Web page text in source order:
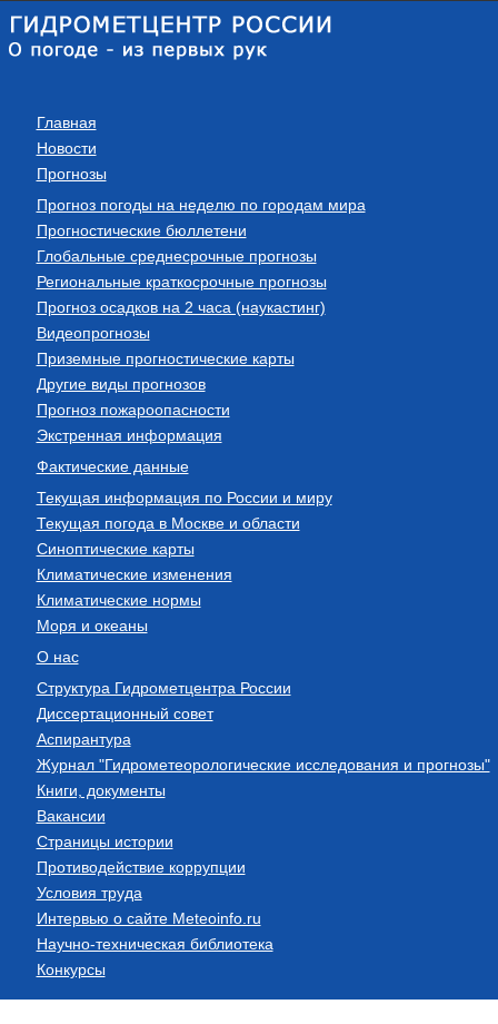
Главная
Новости
Прогнозы
Прогноз погоды на неделю по городам мира
Прогностические бюллетени
Глобальные среднесрочные прогнозы
Региональные краткосрочные прогнозы
Прогноз осадков на 2 часа (наукастинг)
Видеопрогнозы
Приземные прогностические карты
Другие виды прогнозов
Прогноз пожароопасности
Экстренная информация
Фактические данные
Текущая информация по России и миру
Текущая погода в Москве и области
Синоптические карты
Климатические изменения
Климатические нормы
Моря и океаны
О нас
Структура Гидрометцентра России
Диссертационный совет
Аспирантура
Журнал "Гидрометеорологические исследования и прогнозы"
Книги, документы
Вакансии
Страницы истории
Противодействие коррупции
Условия труда
Интервью о сайте Meteoinfo.ru
Научно-техническая библиотека
Конкурсы